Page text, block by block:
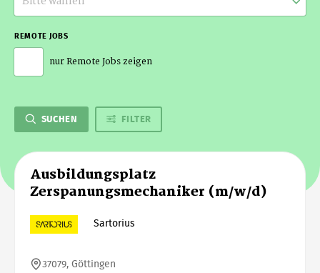
REMOTE JOBS
nur Remote Jobs zeigen
SUCHEN FILTER
Ausbildungsplatz
Zerspanungsmechaniker (m/w/d)
Sartorius
37079, Göttingen